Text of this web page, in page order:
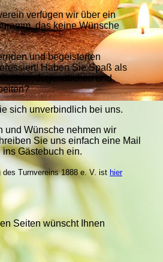
verfügen wir über ein
das keine Wünsche
und begeisterten
Haben Sie Spaß als
Jugendlichen und
sich unverbindlich bei uns.
und Wünsche nehmen wir
Sie uns einfach eine Mail
Gästebuch ein.
des Turnvereins 1888 e. V. ist hier
Seiten wünscht Ihnen